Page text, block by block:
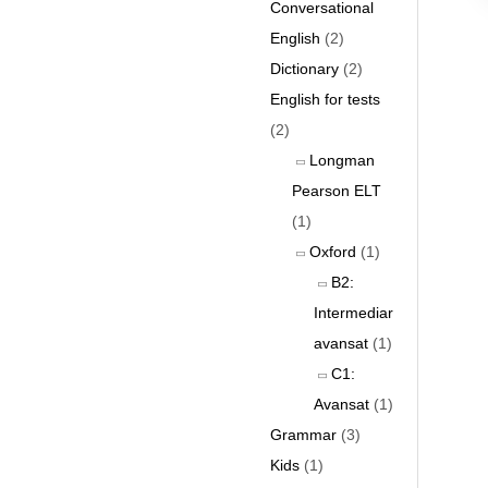
Conversational
English (2)
Dictionary (2)
English for tests
(2)
Longman
Pearson ELT
(1)
Oxford (1)
B2:
Intermediar
avansat (1)
C1:
Avansat (1)
Grammar (3)
Kids (1)